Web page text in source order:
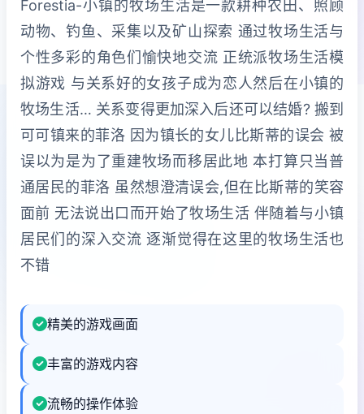
Forestia-小镇的牧场生活是一款耕种农田、照顾
动物、钓鱼、采集以及矿山探索 通过牧场生活与
个性多彩的角色们愉快地交流 正统派牧场生活模
拟游戏 与关系好的女孩子成为恋人然后在小镇的
牧场生活… 关系变得更加深入后还可以结婚? 搬到
可可镇来的菲洛 因为镇长的女儿比斯蒂的误会 被
误以为是为了重建牧场而移居此地 本打算只当普
通居民的菲洛 虽然想澄清误会,但在比斯蒂的笑容
面前 无法说出口而开始了牧场生活 伴随着与小镇
居民们的深入交流 逐渐觉得在这里的牧场生活也
不错
精美的游戏画面
丰富的游戏内容
流畅的操作体验